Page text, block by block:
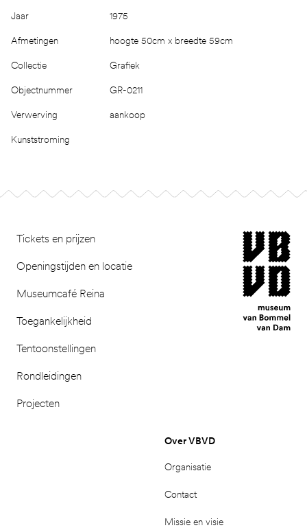
Jaar 1975
Afmetingen hoogte 50cm x breedte 59cm
Collectie Grafiek
Objectnummer GR-0211
Verwerving aankoop
Kunststroming
Tickets en prijzen
Openingstijden en locatie
Museumcafé Reina
Toegankelijkheid
Tentoonstellingen
Rondleidingen
Projecten
museum van
Over VBVD
Organisatie
Contact
Missie en visie